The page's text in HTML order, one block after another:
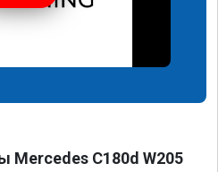
C180d W205